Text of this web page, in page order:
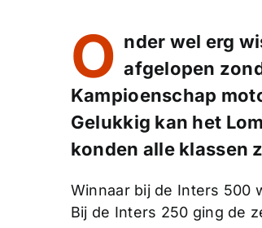
O nder wel erg
afgelopen
Kampioenschap
Gelukkig kan het
konden alle klassen
Winnaar bij de Inters 500
Bij de Inters 250 ging de